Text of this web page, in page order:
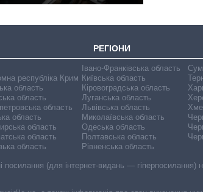
РЕГІОНИ
республіка Крим
область
область
область
область
область
область
область
Івано-Франківська область
Київська область
Кіровоградська область
Луганська область
Львівська область
Миколаївська область
Одеська область
Полтавська область
Рівненська область
(для інтернет-видань —